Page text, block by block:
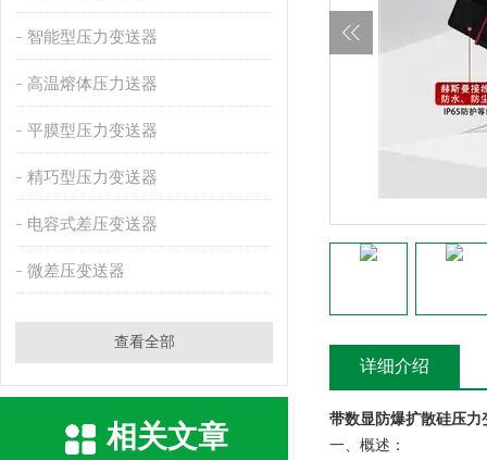
智能型压力变送器
高温熔体压力送器
平膜型压力变送器
精巧型压力变送器
电容式差压变送器
微差压变送器
查看全部
相关文章
详细介绍
带数显防爆扩散硅压力
一、概述：